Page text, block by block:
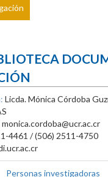
Licda. Mónica Córdoba
monica.cordoba@ucr.ac.cr
4461 / (506) 2511-4750
Personas investigadoras